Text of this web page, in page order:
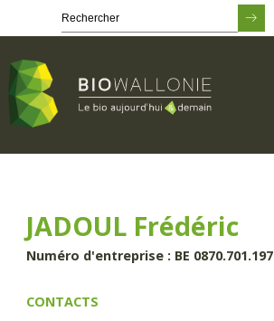
principalJADOUL Frédéric
Numéro d'entreprise : BE 0870.701.197
CONTACTS